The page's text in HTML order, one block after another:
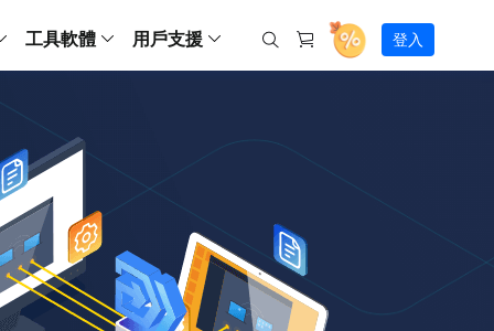
Windows
Data Recovery Free
Data Recovery Pro
Data Recovery Technician
熱門教學
Mac
Data Recovery Free
Data Recovery Pro
Data Recovery Technician
IOS
Data Recovery Free
Data Recovery Pro
Android
Data Recovery Free
電腦
影片修復
照片修復
檔案修復
線上工具
Partition Master 版本對比
還原方案
Enterprise
伺服器備份解決方案
Management
螢幕錄影
RecExperts
錄影片/音樂/網路攝影機畫面
ScreenShot
擷取電腦螢幕畫面
(線上) Screen Recorder
Video
工具軟體
料
料
式
用戶支援
指南/激活碼/連絡方式
下載並安裝軟體
Chat 支援
連絡技術人員
登入